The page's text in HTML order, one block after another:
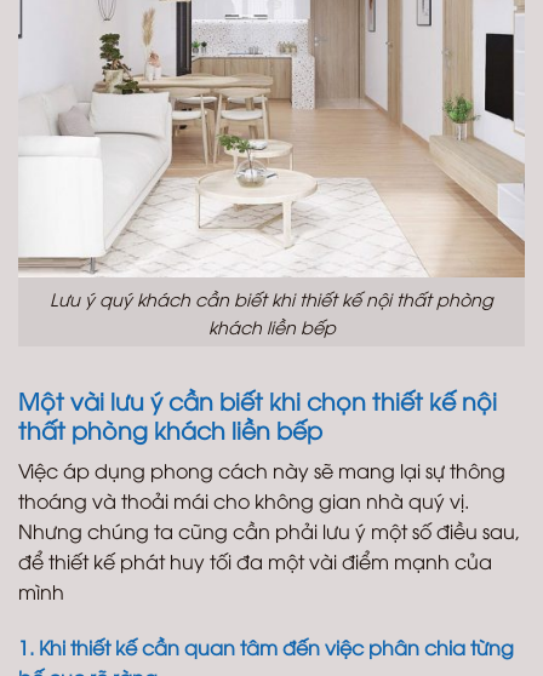
Lưu ý quý khách cần biết khi thiết kế nội thất phòng
khách liền bếp
Một vài lưu ý cần biết khi chọn thiết kế nội
thất phòng khách liền bếp
Việc áp dụng phong cách này sẽ mang lại sự thông
thoáng và thoải mái cho không gian nhà quý vị.
Nhưng chúng ta cũng cần phải lưu ý một số điều sau,
để thiết kế phát huy tối đa một vài điểm mạnh của
mình
1. Khi thiết kế cần quan tâm đến việc phân chia từng